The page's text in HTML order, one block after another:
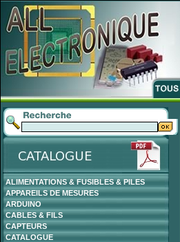
ALIMENTATIONS & FUSIBLES & PILES
APPAREILS DE MESURES
ARDUINO
CABLES & FILS
CAPTEURS
CATALOGUE